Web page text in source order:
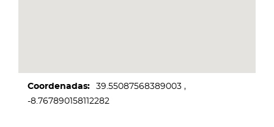
Coordenadas
39.55087568389003
-8.767890158112282